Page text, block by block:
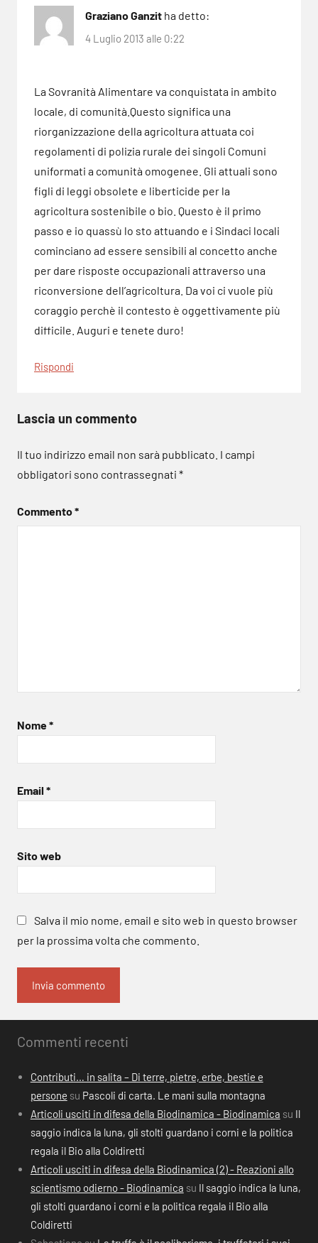
Graziano Ganzit ha detto:
4 Luglio 2013 alle 0:22
La Sovranità Alimentare va conquistata in ambito
locale, di comunità.Questo significa una
riorganizzazione della agricoltura attuata coi
regolamenti di polizia rurale dei singoli Comuni
uniformati a comunità omogenee. Gli attuali sono
figli di leggi obsolete e liberticide per la
agricoltura sostenibile o bio. Questo è il primo
passo e io quassù lo sto attuando e i Sindaci locali
cominciano ad essere sensibili al concetto anche
per dare risposte occupazionali attraverso una
riconversione dell’agricoltura. Da voi ci vuole più
coraggio perchè il contesto è oggettivamente più
difficile. Auguri e tenete duro!
Rispondi
Lascia un commento
Il tuo indirizzo email non sarà pubblicato. I campi
obbligatori sono contrassegnati *
Commento*
Nome*
Email *
Sito web
Salva il mio nome, email e sito web in questo browser
per la prossima volta che commento.
Commenti recenti
Contributi… in salita – Di terre, pietre, erbe, bestie e
persone su Pascoli di carta. Le mani sulla montagna
Articoli usciti in difesa della Biodinamica - Biodinamica su Il
saggio indica la luna, gli stolti guardano i corni e la politica
regala il Bio alla Coldiretti
Articoli usciti in difesa della Biodinamica (2) - Reazioni allo
scientismo odierno - Biodinamica su Il saggio indica la luna,
gli stolti guardano i corni e la politica regala il Bio alla
Coldiretti